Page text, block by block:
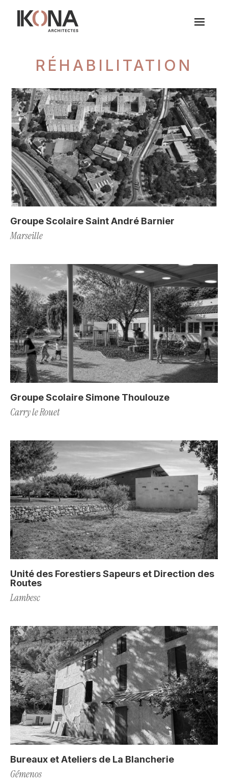
RÉHABILITATION
Groupe Scolaire Saint André Barnier
Marseille
Groupe Scolaire Simone Thoulouze
Carry le Rouet
Unité des Forestiers Sapeurs et Direction des
Routes
Lambesc
Bureaux et Ateliers de La Blancherie
Gémenos